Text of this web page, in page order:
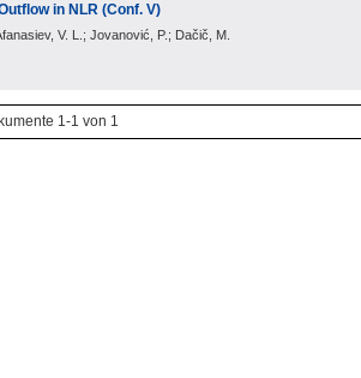
in NLR (Conf. V)
V. L.; Jovanović, P.; Dačič, M.
1-1 von 1